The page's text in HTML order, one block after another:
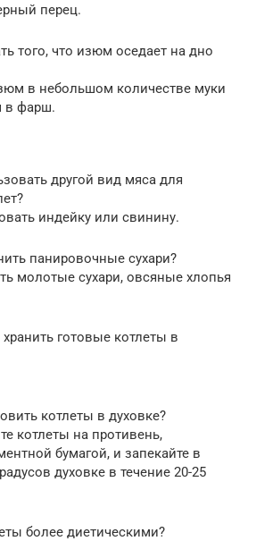
перец.
того, что изюм оседает на дно
в небольшом количестве муки
в фарш.
другой вид мяса для
индейку или свинину.
панировочные сухари?
молотые сухари, овсяные хлопья
готовые котлеты в
котлеты в духовке?
котлеты на противень,
бумагой, и запекайте в
духовке в течение 20-25
более диетическими?